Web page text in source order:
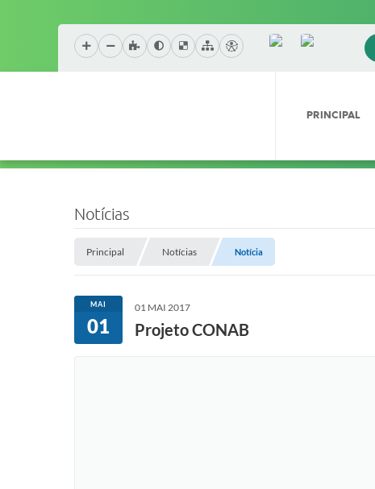
PRINCIPAL
Notícias
Principal Notícias Notícia
MAI
01
01 MAI 2017
Projeto CONAB